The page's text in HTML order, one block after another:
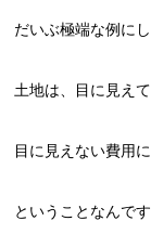
だいぶ極端な例に
土地は、目に見え
目に見えない費用
ということなんです